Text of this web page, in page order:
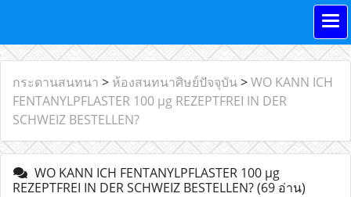
กระดานสนทนา > ห้องสนทนาศิษย์ปัจจุบัน>WO KANN ICH
FENTANYLPFLASTER 100 µg REZEPTFREI IN DER
SCHWEIZ BESTELLEN?
WO KANN ICH FENTANYLPFLASTER 100 µg
REZEPTFREI IN DER SCHWEIZ BESTELLEN?(69 อ่าน)